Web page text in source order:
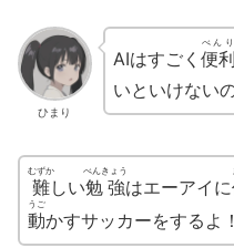
ひまり
AIはすごく 便利
べんり
いといけないの
難
むずか
しい勉強
べんきょう
はエーアイに
動
うご
かすサッカーをするよ！